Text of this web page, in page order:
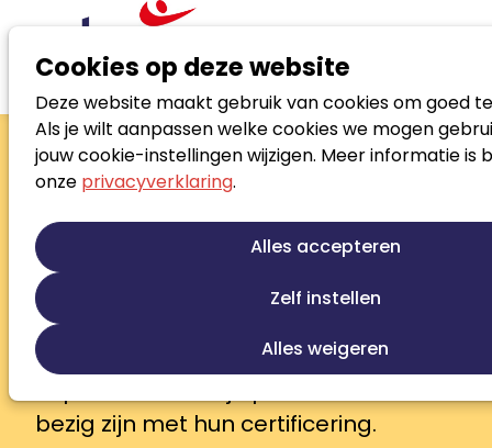
Cookies op deze website
Deze website maakt gebruik van cookies om goed
Als je wilt aanpassen welke cookies we mogen
jouw cookie-instellingen wijzigen. Meer informatie is
onze privacyverklaring.
Alles accepteren
Zelf instellen
Alles weigeren
Zoek loopbaanspecialist
Zoek loopbaanspecialist
In het Noloc Beroepsregister vind je
gecertificeerde Register
Loopbaanprofessionals en Register
Jobcoaches die je bij elke
loopbaanvraag verder helpen. Zij zijn
deskundig, ervaren en betrokken.
bezig zijn met hun certificering.